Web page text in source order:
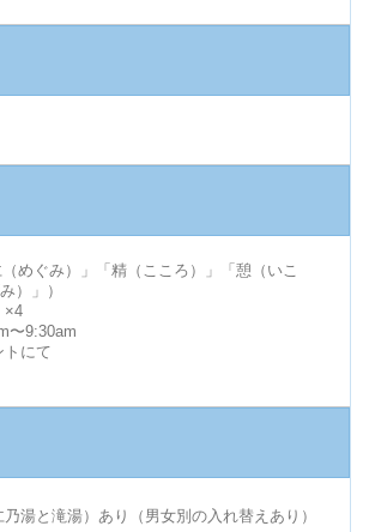
めぐみ）」「精（こころ）」「憩（いこ
）」）
×4
〜9:30am
トにて
湯と滝湯）あり（男女別の入れ替えあり）